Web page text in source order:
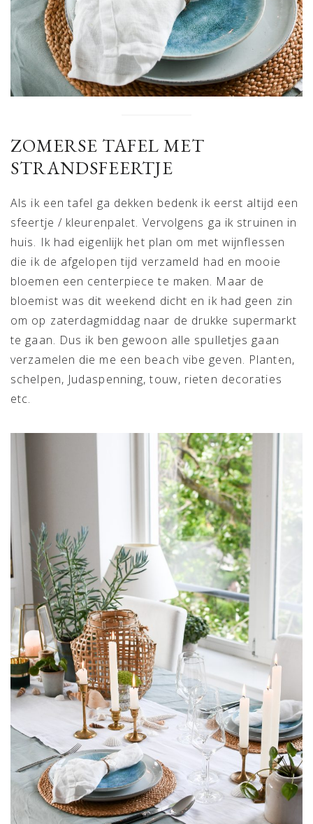
ZOMERSE TAFEL MET
STRANDSFEERTJE
Als ik een tafel ga dekken bedenk ik eerst altijd een
sfeertje / kleurenpalet. Vervolgens ga ik struinen in
huis. Ik had eigenlijk het plan om met wijnflessen
die ik de afgelopen tijd verzameld had en mooie
bloemen een centerpiece te maken. Maar de
bloemist was dit weekend dicht en ik had geen zin
om op zaterdagmiddag naar de drukke supermarkt
te gaan. Dus ik ben gewoon alle spulletjes gaan
verzamelen die me een beach vibe geven. Planten,
schelpen, Judaspenning, touw, rieten decoraties
etc.